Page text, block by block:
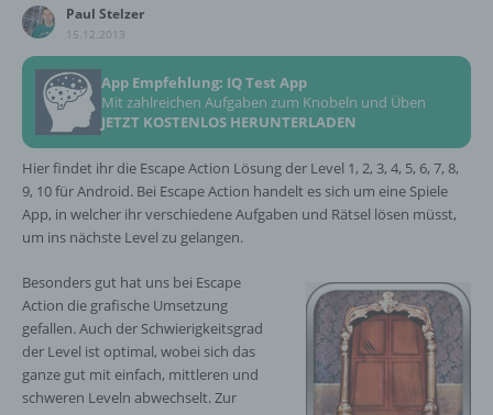
Paul Stelzer
15.12.2013
App Empfehlung: IQ Test App
Mit zahlreichen Aufgaben zum Knobeln und Üben
JETZT KOSTENLOS HERUNTERLADEN
Hier findet ihr die Escape Action Lösung der Level 1, 2, 3, 4, 5, 6, 7, 8,
9, 10 für Android. Bei Escape Action handelt es sich um eine Spiele
App, in welcher ihr verschiedene Aufgaben und Rätsel lösen müsst,
um ins nächste Level zu gelangen.
Besonders gut hat uns bei Escape
Action die grafische Umsetzung
gefallen. Auch der Schwierigkeitsgrad
der Level ist optimal, wobei sich das
ganze gut mit einfach, mittleren und
schweren Leveln abwechselt. Zur